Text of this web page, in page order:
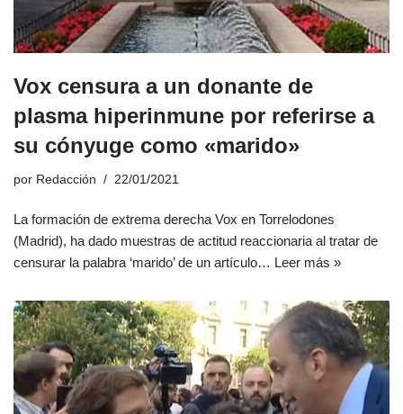
Vox censura a un donante de
plasma hiperinmune por referirse a
su cónyuge como «marido»
por Redacción 22/01/2021
La formación de extrema derecha Vox en Torrelodones
(Madrid), ha dado muestras de actitud reaccionaria al tratar de
censurar la palabra ‘marido’ de un artículo… Leer más »